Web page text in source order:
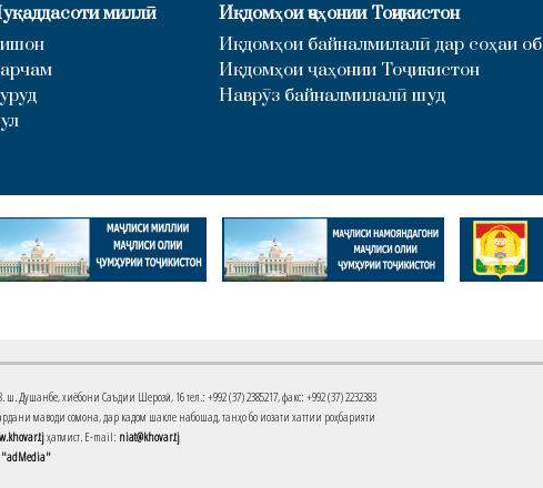
миллӣ
Иқдомҳои ҷаҳонии Тоҷикистон
Иқдомҳои байналмилалӣ дар соҳаи об
Иқдомҳои ҷаҳонии Тоҷикистон
Наврӯз байналмилалӣ шуд
Душанбе, хиёбони Саъдии Шерозӣ, 16 тел.: +992 (37) 2385217, факс: +992 (37) 2232383
маводи сомона, дар кадом шакле набошад, танҳо бо иҷозати хаттии роҳбарияти
ҳатмист. E-mail: niat@khovar.tj
"adMedia"